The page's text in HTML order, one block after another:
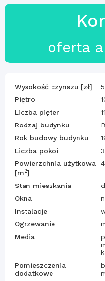
oferta
Wysokość czynszu [zł]
Piętro
Liczba pięter
11
Rodzaj budynku
Rok budowy budynku
Liczba pokoi
3
Powierzchnia użytkowa
[m2]
Stan mieszkania
Okna
Instalacje
Ogrzewanie
Media
Pomieszczenia
dodatkowe